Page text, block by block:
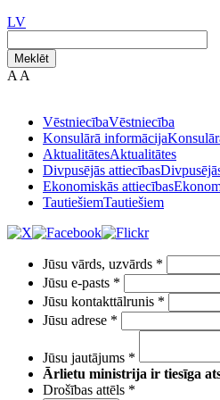
LV
Meklēt
A A
VēstniecībaVēstniecība
Konsulārā informācija
AktualitātesAktualitātes
Divpusējās attiecības
Ekonomiskās attiecības
TautiešiemTautiešiem
Jūsu vārds, uzvārds *
Jūsu e-pasts *
Jūsu kontakttālrunis *
Jūsu adrese *
Jūsu jautājums *
Ārlietu ministrija ir tiesīga
Drošības attēls *